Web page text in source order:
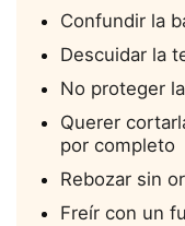
Confundir la
Descuidar la
No proteger
Querer
por completo
Rebozar sin
Freír con un